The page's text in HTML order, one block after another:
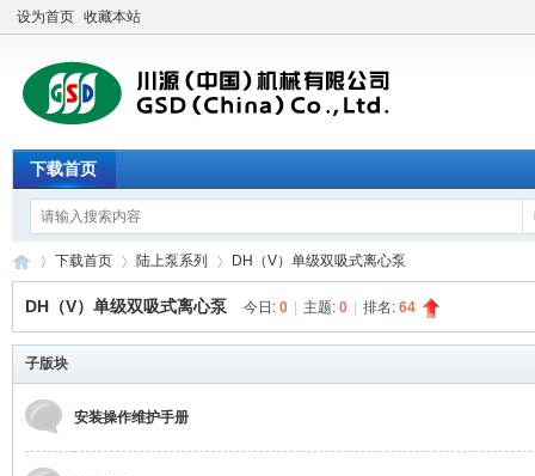
设为首页 收藏本站
下载首页
川 »
下载首页 陆上泵系列 DH（V）单级双吸式离心泵
DH（V）单级双吸式离心泵 今日: 0 主题: 0 排名: 64
子版块
安装操作维护手册